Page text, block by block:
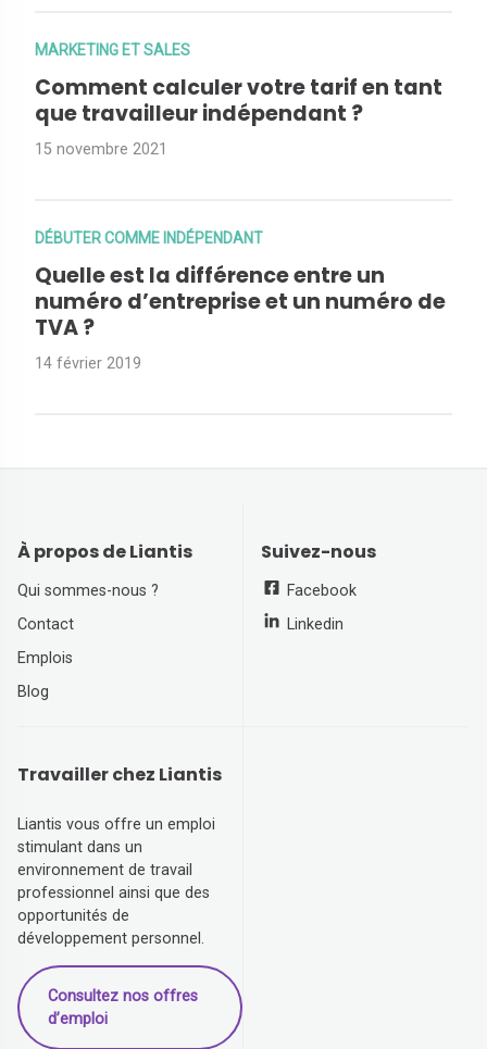
MARKETING ET SALES
Comment calculer votre tarif en tant
que travailleur indépendant ?
15 novembre 2021
DÉBUTER COMME INDÉPENDANT
Quelle est la différence entre un
numéro d’entreprise et un numéro de
TVA ?
14 février 2019
À propos de Liantis
Qui sommes-nous ?
Contact
Emplois
Blog
Suivez-nous
Facebook
Linkedin
Travailler chez Liantis
Liantis vous offre un emploi
stimulant dans un
environnement de travail
professionnel ainsi que des
opportunités de
développement personnel.
Consultez nos offres
d’emploi